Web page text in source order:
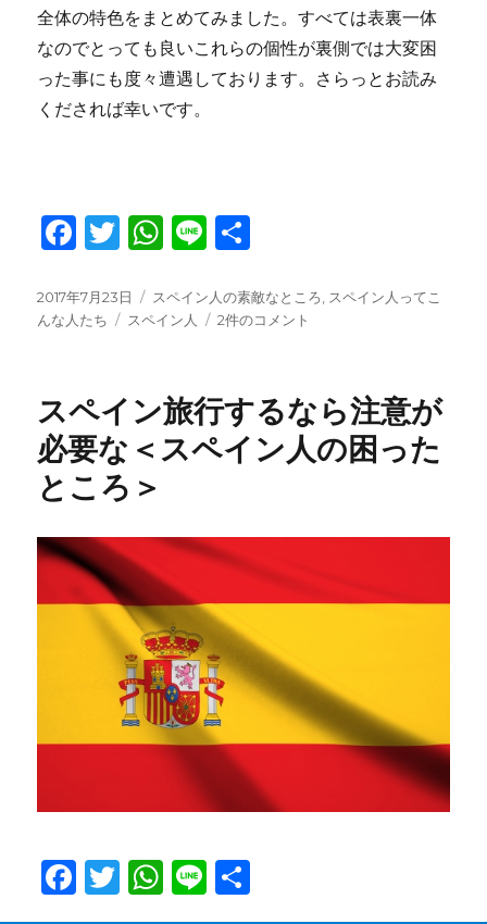
全体の特色をまとめてみました。すべては表裏一体
なのでとっても良いこれらの個性が裏側では大変困
った事にも度々遭遇しております。さらっとお読み
くだされば幸いです。
F
c
e
o
o
k
T
it
te
W
at
s
p
p
Li
e
投
稿
2017年7月23日
カ
テ
スペイン人の素敵なところ
スペイン人ってこ
んな人たち
タ
スペイン人
ス
人
と
素
敵
と
こ
ろ
へ
の
2件のコメント
スペイン旅行するなら注意が
必要な＜スペイン人の困った
ところ＞
F
a
T
w
W
h
Li
n 有